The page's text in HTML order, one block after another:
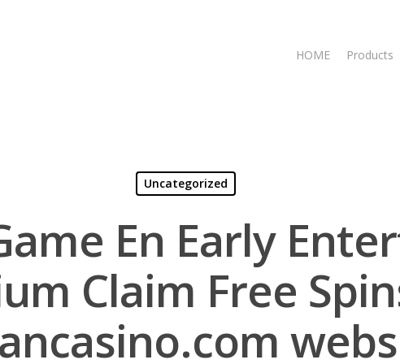
HOME Products
Uncategorized
En Early
Claim Free